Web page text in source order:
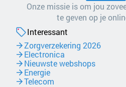
Onze missie is om jou
te geven op je
Interessant
Zorgverzekering 2026
Electronica
Nieuwste webshops
Energie
Telecom